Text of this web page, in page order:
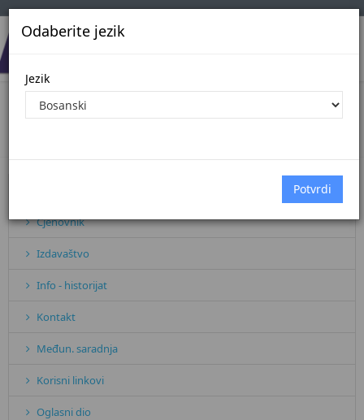
Odaberite jezik
Jezik
BAZA PRAVNIH AKATA
Cjenovnik
Izdavaštvo
Info - historijat
Kontakt
Međun. saradnja
Korisni linkovi
Oglasni dio